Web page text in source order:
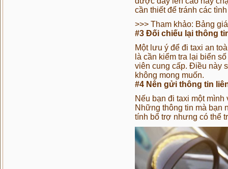
cần thiết để tránh các
>>> Tham khảo: Bảng
#3 Đối chiếu lại thông
Một lưu ý để đi taxi an
là cần kiểm tra lại biển
viên cung cấp. Điều này
không mong muốn.
#4 Nên gửi thông tin
Nếu bạn đi taxi một
Những thông tin mà bạn
tính bổ trợ nhưng có thể